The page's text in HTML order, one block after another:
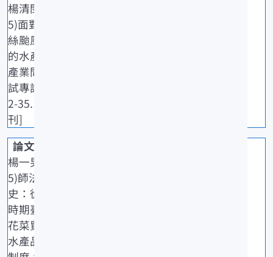
楊清閔(202
5)面對丹娜
絲颱風災後
的水產養殖
產業問題.水
試專訊,92: 3
2-35. [一般期
刊]
楊一男(202
5)師法貿易
史：從日治
時期臺灣石
花菜貿易看
水產品產銷